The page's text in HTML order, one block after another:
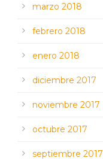
marzo 2018
febrero 2018
enero 2018
diciembre 2017
noviembre 2017
octubre 2017
septiembre 2017